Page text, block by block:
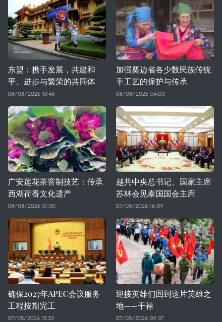
东盟：携手发展，共建和
平、进步与繁荣的共同体
08/08/2026 13:46
加强奠边省各少数民族传统
手工艺的保护与传承
08/08/2026 04:00
广安莲花茶窨制技艺：传承
西湖荷香文化遗产
08/08/2026 01:30
越共中央总书记、国家主席
苏林会见泰国国会主席
07/08/2026 16:09
确保2027年APEC会议服务
工程按期完工
07/08/2026 15:53
迎接英雄们回到这片英雄之
地——干禄
07/08/2026 09:37